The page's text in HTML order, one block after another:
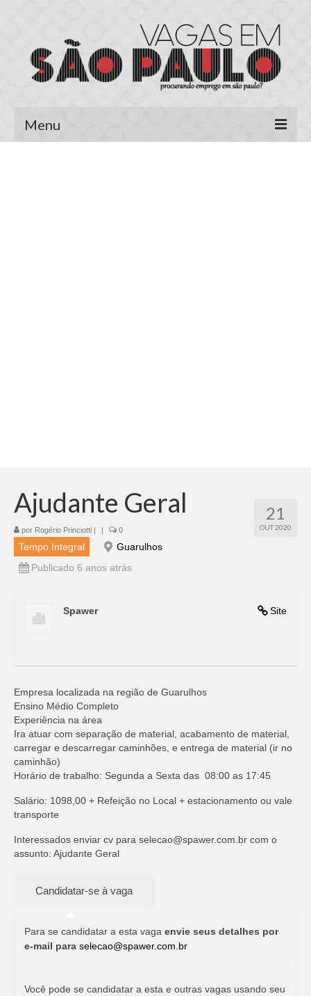
Menu
21
OUT 2020
Ajudante Geral
por Rogério Princiotti | | 0
Tempo Integral
Guarulhos
Publicado 6 anos atrás
Site
Spawer
Empresa localizada na região de Guarulhos
Ensino Médio Completo
Experiência na área
Ira atuar com separação de material, acabamento de material,
carregar e descarregar caminhões, e entrega de material (ir no
caminhão)
Horário de trabalho: Segunda a Sexta das 08:00 as 17:45
Salário: 1098,00 + Refeição no Local + estacionamento ou vale
transporte
Interessados enviar cv para selecao@spawer.com.br com o
assunto: Ajudante Geral
Para se candidatar a esta vaga envie seus detalhes por
e-mail para selecao@spawer.com.br
Você pode se candidatar a esta e outras vagas usando seu